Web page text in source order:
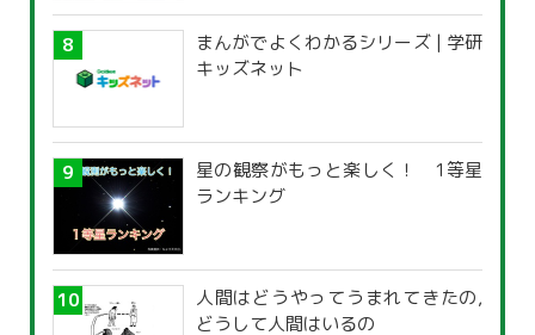
まんがでよくわかるシリーズ | 学研
キッズネット
星の観察がもっと楽しく！ 1等星
ランキング
人間はどうやってうまれてきたの,
どうして人間はいるの